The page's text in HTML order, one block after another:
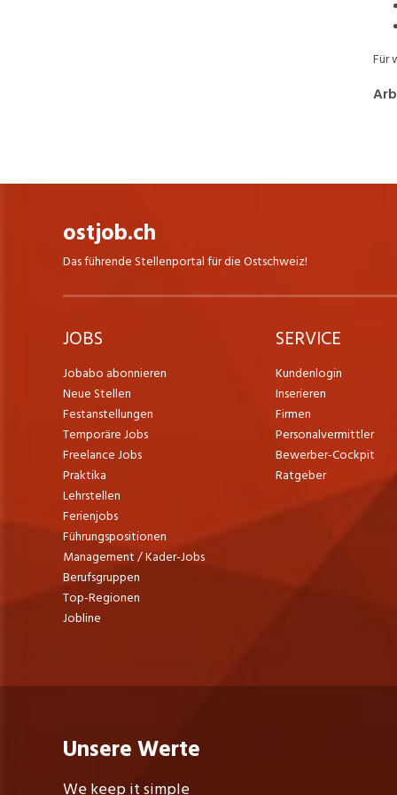
Für
ostjob.ch
Das führende Stellenportal für die Ostschweiz!
JOBS
Jobabo abonnieren
Neue Stellen
Festanstellungen
Temporäre Jobs
Freelance Jobs
Praktika
Lehrstellen
Ferienjobs
Führungspositionen
Management / Kader-Jobs
Berufsgruppen
Top-Regionen
Jobline
SERVICE
Kundenlogin
Inserieren
Firmen
Personalvermittler
Bewerber-Cockpit
Ratgeber
Unsere Werte
We keep it simple